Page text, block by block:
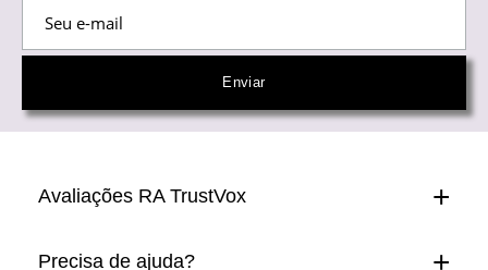
Avaliações RA TrustVox
Precisa de ajuda?